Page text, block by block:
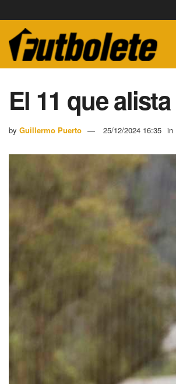
El 11 que
by Guillermo Puerto 25/12/2024 16:35 in